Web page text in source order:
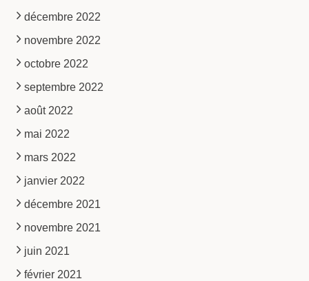
décembre 2022
novembre 2022
octobre 2022
septembre 2022
août 2022
mai 2022
mars 2022
janvier 2022
décembre 2021
novembre 2021
juin 2021
février 2021